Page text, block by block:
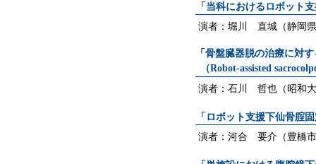
「当科におけるロボット
演者：堀川 直城（静岡
「骨盤臓器脱の治療に対
（Robot-assisted
演者：石川 哲也（昭和
「ロボット支援下仙骨腟
演者：河合 要介（豊橋